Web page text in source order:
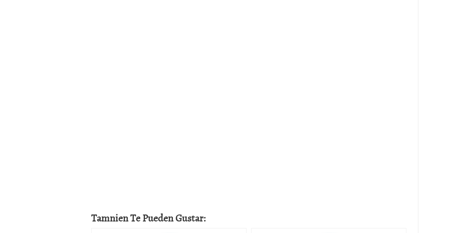
Tamnien Te Pueden Gustar: